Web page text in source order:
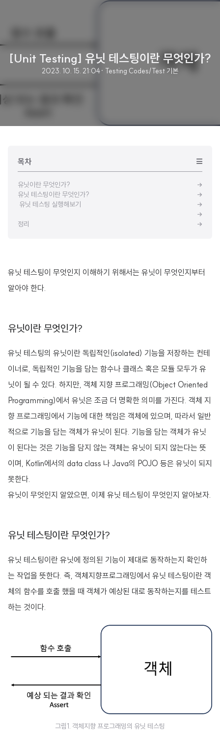
[Unit Testing] 유닛 테스팅이란 무엇인가?
2023. 10. 15. 21:04· Testing Codes/Test 기본
목차
유닛이란 무엇인가?
유닛 테스팅이란 무엇인가?
유닛 테스팅 실행해보기
정리
유닛 테스팅이 무엇인지 이해하기 위해서는 유닛이 무엇인지부터
알아야 한다.
유닛이란 무엇인가?
유닛 테스팅의 유닛이란 독립적인(isolated) 기능을 저장하는 컨테
이너로, 독립적인 기능을 담는 함수나 클래스 혹은 모듈 모두가 유
닛이 될 수 있다. 하지만, 객체 지향 프로그래밍(Object Oriented
Programming)에서 유닛은 조금 더 명확한 의미를 가진다. 객체 지
향 프로그래밍에서 기능에 대한 책임은 객체에 있으며, 따라서 일반
적으로 기능을 담는 객체가 유닛이 된다. 기능을 담는 객체가 유닛
이 된다는 것은 기능을 담지 않는 객체는 유닛이 되지 않는다는 뜻
이며, Kotlin에서의 data class 나 Java의 POJO 등은 유닛이 되지
못한다.
유닛이 무엇인지 알았으면, 이제 유닛 테스팅이 무엇인지 알아보자.
유닛 테스팅이란 무엇인가?
유닛 테스팅이란 유닛에 정의된 기능이 제대로 동작하는지 확인하
는 작업을 뜻한다. 즉, 객체지향프로그래밍에서 유닛 테스팅이란 객
체의 함수를 호출 했을 때 객체가 예상된 대로 동작하는지를 테스트
하는 것이다.
그림1. 객체지향 프로그래밍의 유닛 테스팅